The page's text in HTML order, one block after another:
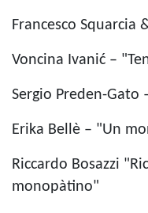
Francesco Squarcia
Voncina Ivanić –
Sergio Preden-Gato
Erika Bellè – "Un
Riccardo Bosazzi
monopàtino"